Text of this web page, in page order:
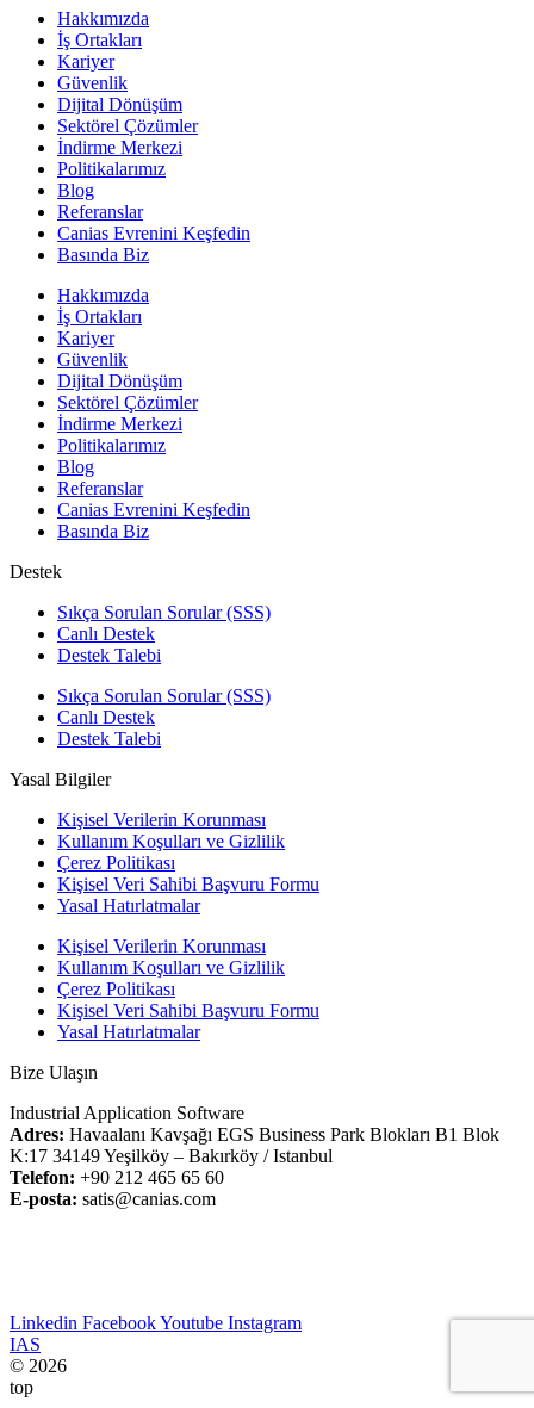
Hakkımızda
İş Ortakları
Kariyer
Güvenlik
Dijital Dönüşüm
Sektörel Çözümler
İndirme Merkezi
Politikalarımız
Blog
Referanslar
Canias Evrenini Keşfedin
Basında Biz
Hakkımızda
İş Ortakları
Kariyer
Güvenlik
Dijital Dönüşüm
Sektörel Çözümler
İndirme Merkezi
Politikalarımız
Blog
Referanslar
Canias Evrenini Keşfedin
Basında Biz
Destek
Sıkça Sorulan Sorular (SSS)
Canlı Destek
Destek Talebi
Sıkça Sorulan Sorular (SSS)
Canlı Destek
Destek Talebi
Yasal Bilgiler
Kişisel Verilerin Korunması
Kullanım Koşulları ve Gizlilik
Çerez Politikası
Kişisel Veri Sahibi Başvuru Formu
Yasal Hatırlatmalar
Kişisel Verilerin Korunması
Kullanım Koşulları ve Gizlilik
Çerez Politikası
Kişisel Veri Sahibi Başvuru Formu
Yasal Hatırlatmalar
Bize Ulaşın
Industrial Application Software
Adres: Havaalanı Kavşağı EGS Business Park Blokları B1 Blok
K:17 34149 Yeşilköy – Bakırköy / Istanbul
Telefon: +90 212 465 65 60
E-posta: satis@canias.com
Linkedin FacebookYoutube Instagram
IAS
© 2026
top